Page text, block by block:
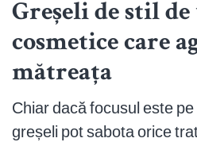
Greșeli de stil
cosmetice care
mătreața
Chiar dacă focusul este
greșeli pot sabota orice